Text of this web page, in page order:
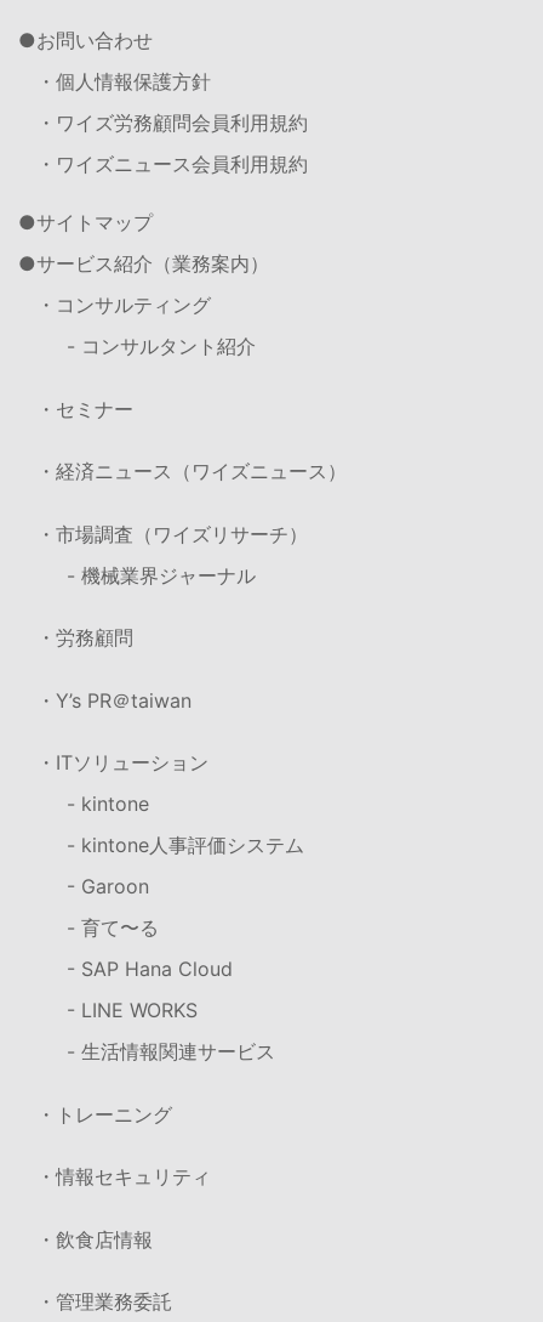
お問い合わせ
・個人情報保護方針
・ワイズ労務顧問会員利用規約
・ワイズニュース会員利用規約
サイトマップ
サービス紹介（業務案内）
・コンサルティング
- コンサルタント紹介
・セミナー
・経済ニュース（ワイズニュース）
・市場調査（ワイズリサーチ）
- 機械業界ジャーナル
・労務顧問
・Y’s PR＠taiwan
・ITソリューション
- kintone
- kintone人事評価システム
- Garoon
- 育て〜る
- SAP Hana Cloud
- LINE WORKS
- 生活情報関連サービス
・トレーニング
・情報セキュリティ
・飲食店情報
・管理業務委託